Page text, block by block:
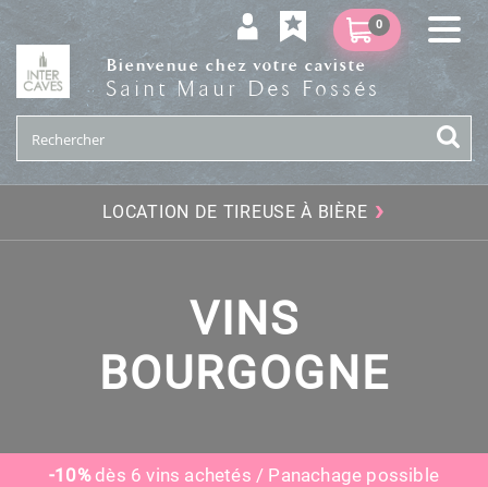
0
Bienvenue chez votre caviste
Saint Maur Des Fossés
LOCATION DE TIREUSE À BIÈRE ›
VINS
BOURGOGNE
-10%dès 6 vins achetés / Panachage possible